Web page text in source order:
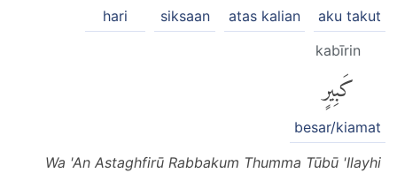
aku takut
atas kalian
siksaan
hari
kabīrin
كَبِيرٍ
besar/kiamat
Wa 'An Astaghfirū Rabbakum Thumma Tūbū 'Ilayhi